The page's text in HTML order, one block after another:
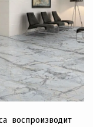
воспроизводит